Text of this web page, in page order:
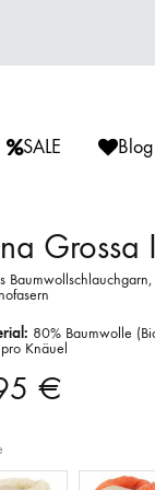
SALE Blog
Grossa
80% Baumwolle
pro Knäuel
€